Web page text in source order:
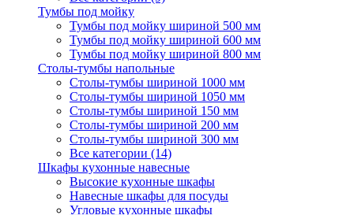
Тумбы под мойку
Тумбы под мойку шириной 500 мм
Тумбы под мойку шириной 600 мм
Тумбы под мойку шириной 800 мм
Столы-тумбы напольные
Столы-тумбы шириной 1000 мм
Столы-тумбы шириной 1050 мм
Столы-тумбы шириной 150 мм
Столы-тумбы шириной 200 мм
Столы-тумбы шириной 300 мм
Все категории (14)
Шкафы кухонные навесные
Высокие кухонные шкафы
Навесные шкафы для посуды
Угловые кухонные шкафы